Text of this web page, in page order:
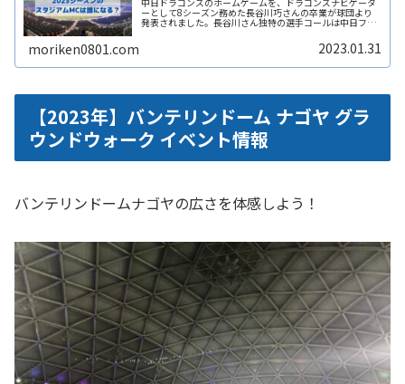
ーとして8シーズン務めた長谷川巧さんの卒業が球団より
発表されました。長谷川さん独特の選手コールは中日ファ
た。ここでは長谷川さん交代を惜しむReadMore...
moriken0801.com 2023.01.31
【2023年】バンテリンドーム ナゴヤ グラ
ウンドウォーク イベント情報
バンテリンドームナゴヤの広さを体感しよう！